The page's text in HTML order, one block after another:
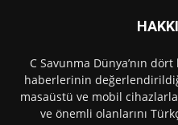
C Savunma Dünya’nın
haberlerinin
masaüstü ve mobil
ve önemli olanlarını